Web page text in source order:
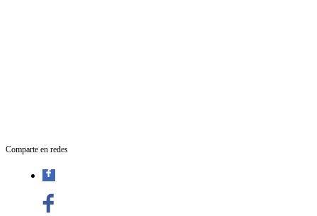
Comparte en redes